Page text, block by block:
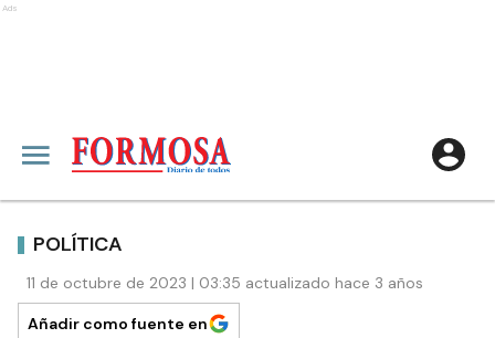
Ads
POLÍTICA
11 de octubre de 2023 | 03:35 actualizado hace 3 años
Añadir como fuente en